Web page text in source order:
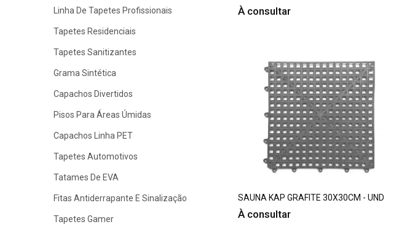
Linha De Tapetes Profissionais
Tapetes Residenciais
Tapetes Sanitizantes
Grama Sintética
Capachos Divertidos
Pisos Para Áreas Úmidas
Capachos Linha PET
Tapetes Automotivos
Tatames De EVA
Fitas Antiderrapante E Sinalização
Tapetes Gamer
À consultar
SAUNA KAP GRAFITE 30X30CM - UND
À consultar